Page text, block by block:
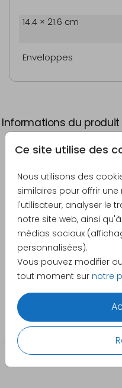
Ce site utilise des
Nous utilisons des
similaires pour offrir
l'utilisateur, analyser le
notre site web, ainsi
médias sociaux
personnalisées).
Vous pouvez modifier
tout moment sur notre
14.4 × 21.6 cm
Enveloppes
Informations du produit
Description
Bon à savoir :
La caractéristique
translucide
La couleur blanche
ce type de papier
Seul le recto de la
.Seules des cartes
de cartes doubles)
Notre service client
toutes vos
demandes de
nous contacter pour
Voir plus
Créateur
Made for Moments
Catégorie
Faire-part de mariage